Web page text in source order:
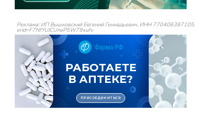
Реклама: ИП Вышковский Евгений Геннадьевич, ИНН 770406387105,
erid=F7NfYUJCUneP5W79xufv